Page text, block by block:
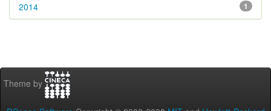
1
2014
Theme by